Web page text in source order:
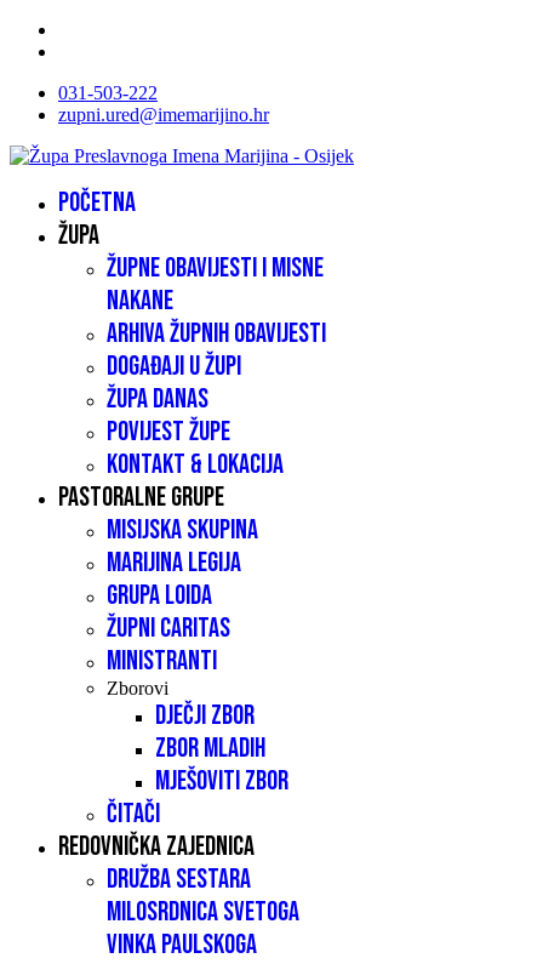
031-503-222
zupni.ured@imemarijino.hr
Početna
Župa
Župne obavijesti i misne
nakane
Arhiva župnih obavijesti
Događaji u župi
Župa danas
Povijest župe
Kontakt & lokacija
Pastoralne grupe
Misijska skupina
Marijina legija
Grupa LOIDA
Župni caritas
Ministranti
Zborovi
Dječji zbor
Zbor mladih
Mješoviti zbor
Čitači
Redovnička zajednica
Družba sestara
milosrdnica Svetoga
Vinka Paulskoga